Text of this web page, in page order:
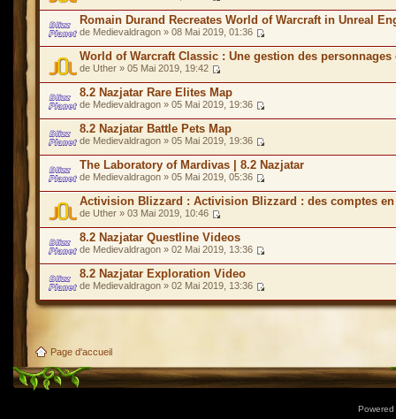
Romain Durand Recreates World of Warcraft in Unreal
de Medievaldragon » 08 Mai 2019, 01:36
World of Warcraft Classic : Une gestion des
de Uther » 05 Mai 2019, 19:42
8.2 Nazjatar Rare Elites Map
de Medievaldragon » 05 Mai 2019, 19:36
8.2 Nazjatar Battle Pets Map
de Medievaldragon » 05 Mai 2019, 19:36
The Laboratory of Mardivas | 8.2 Nazjatar
de Medievaldragon » 05 Mai 2019, 05:36
Activision Blizzard : Activision Blizzard : des comptes
de Uther » 03 Mai 2019, 10:46
8.2 Nazjatar Questline Videos
de Medievaldragon » 02 Mai 2019, 13:36
8.2 Nazjatar Exploration Video
de Medievaldragon » 02 Mai 2019, 13:36
Page d'accueil